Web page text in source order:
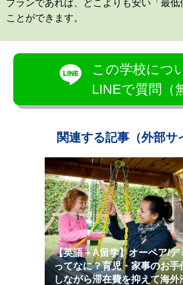
プランであれば、どこよりも安い「最低
ことができます。
この学校につ
LINEで質問（
関連する記事（外部サ
【英語＋Α留学】オーペア/デ
ってなに？育児・家事のお手
しながら滞在費を抑えて海外